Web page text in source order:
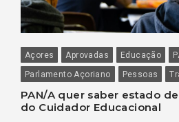
Açores Aprovadas Educação
Parlamento Açoriano
Pessoas
PAN/A quer saber estado
do Cuidador Educacional